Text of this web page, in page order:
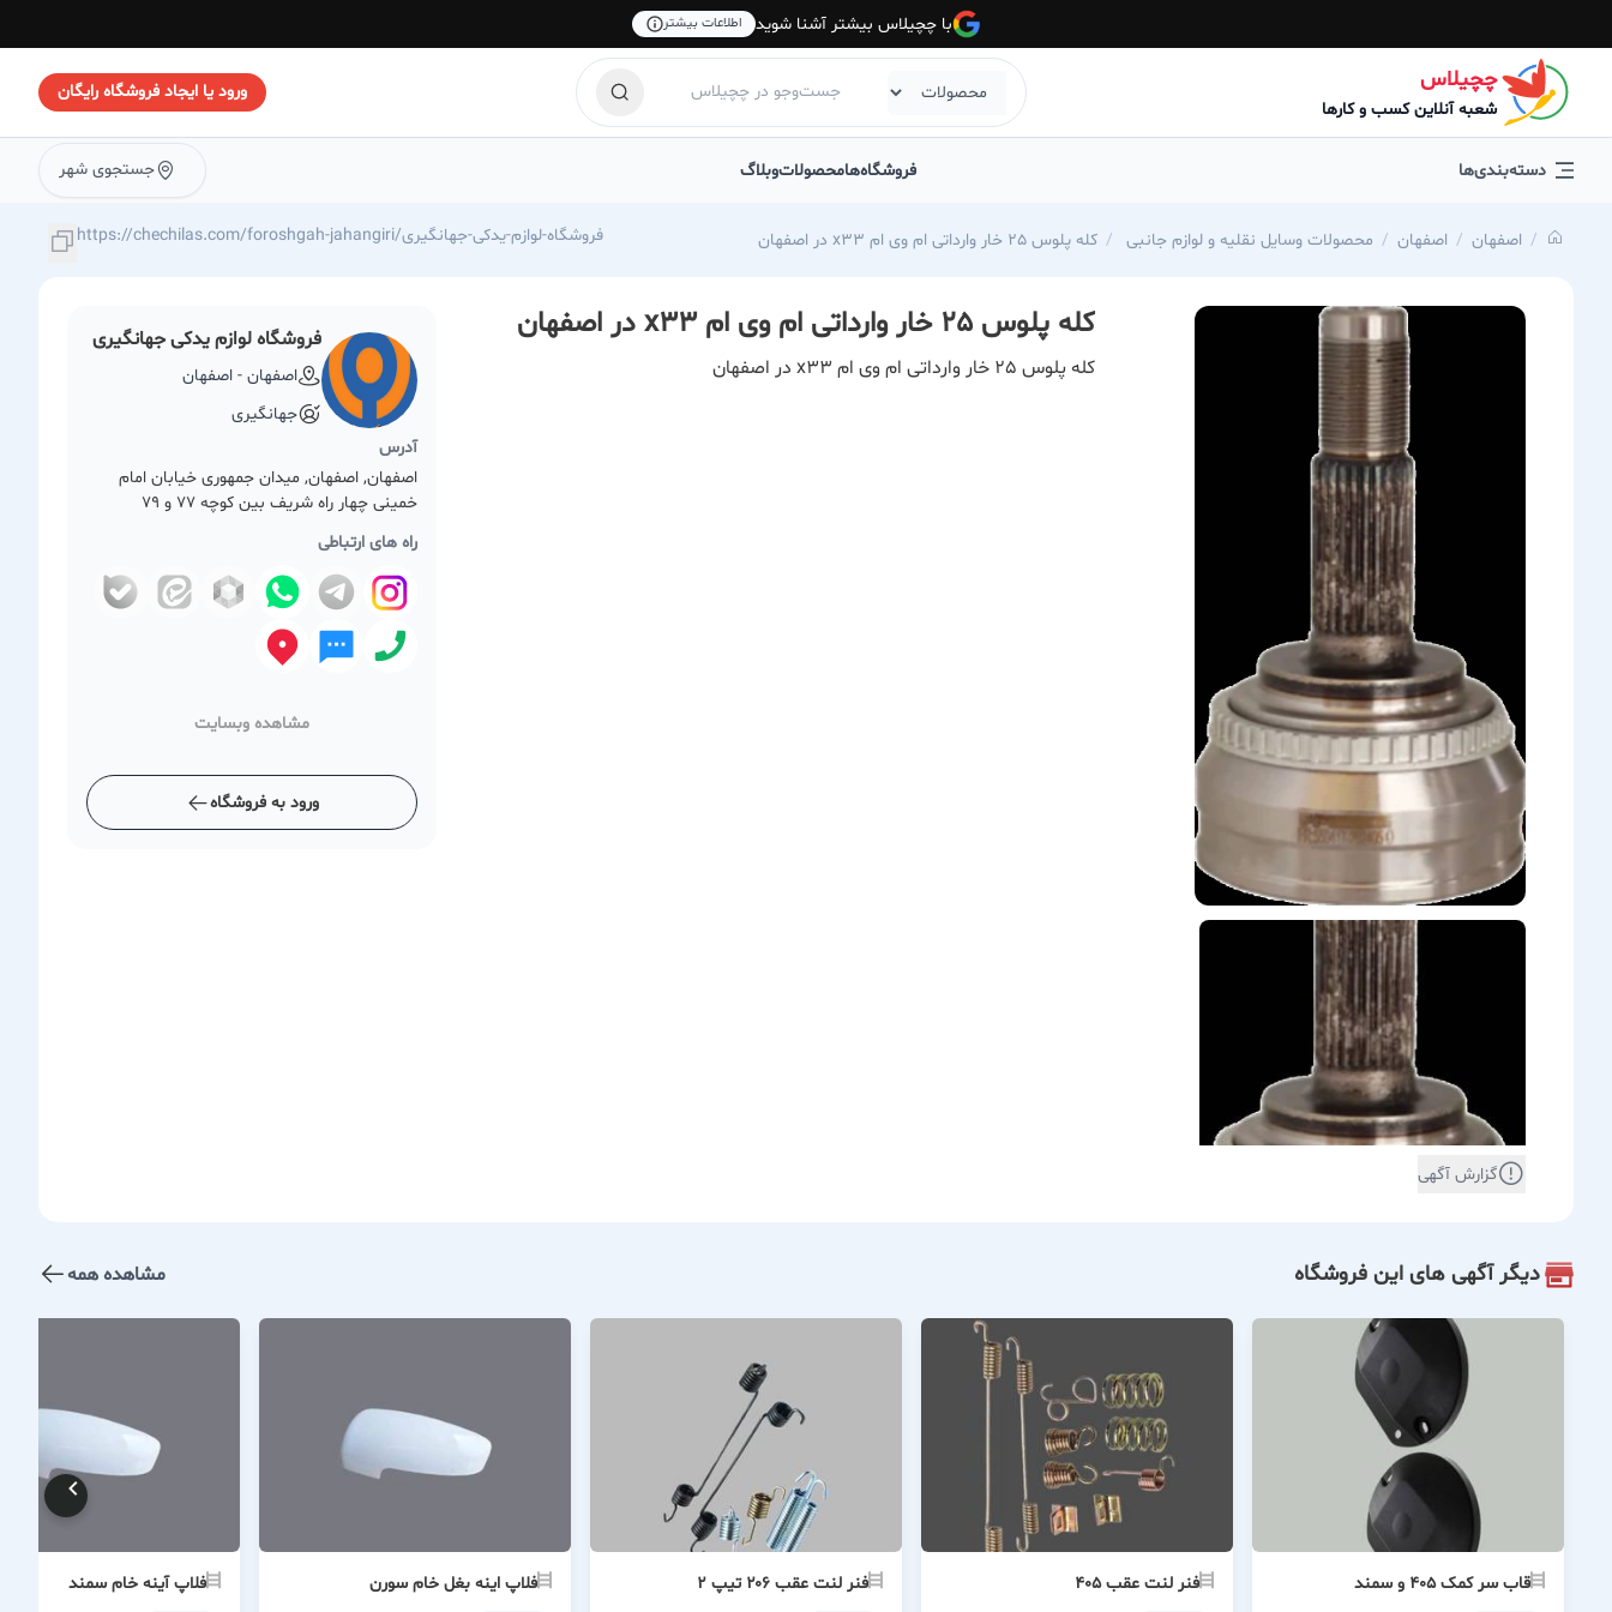
با چچیلاس بیشتر آشنا شوید اطلاعات بیشتر
چچیلاس
شعبه آنلاین کسب و کارها
ورود یا ایجاد فروشگاه رایگان
دسته‌بندی‌ها فروشگاه‌هامحصولاتوبلاگ جستجوی شهر
اصفهان اصفهان محصولات وسایل نقلیه و لوازم جانبی کله پلوس 25 خار وارداتی ام وی ام x33 در اصفهان https://chechilas.com/foroshgah-jahangiri/فروشگاه-لوازم-یدکی-جهانگیری
گزارش آگهی
کله پلوس 25 خار وارداتی ام وی ام x33 در اصفهان
کله پلوس 25 خار وارداتی ام وی ام x33 در اصفهان
فروشگاه لوازم یدکی جهانگیری
اصفهان - اصفهان
جهانگیری
آدرس
اصفهان, اصفهان, میدان جمهوری خیابان امام
خمینی چهار راه شریف بین کوچه 77 و 79
راه های ارتباطی
مشاهده وبسایت
ورود به فروشگاه
دیگر آگهی های این فروشگاه مشاهده همه
قاب سر کمک ۴۰۵ و سمند
فنر لنت عقب ۴۰۵
فنر لنت عقب ۲۰۶ تیپ ۲
فلاپ اینه بغل خام سورن
فلاپ آینه خام سمند